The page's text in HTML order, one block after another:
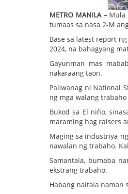
METRO MANILA – Mula
tumaas sa nasa 2-M
Base sa latest report
2024, na bahagyang
Gayunman mas
nakaraang taon.
Paliwanag ni National
ng mga walang
Bukod sa El niño,
maraming hog raisers
Maging sa industriya
nawalan ng trabaho.
Samantala, bumaba
ekstrang trabaho.
Habang naitala naman